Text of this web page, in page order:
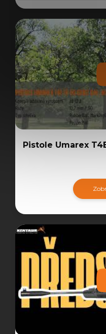
Pistole Umarex